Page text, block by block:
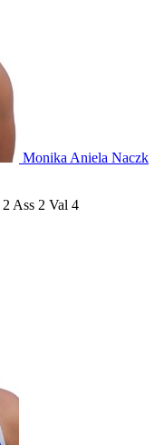
Monika Aniela Naczk
2 Ass 2 Val 4